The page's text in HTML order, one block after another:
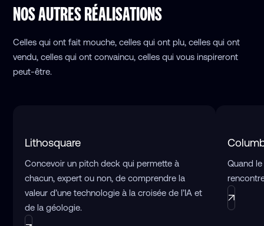
NOS AUTRES RÉALISATIONS
Celles qui ont fait mouche, celles qui ont plu, celles qui ont
vendu, celles qui ont convaincu, celles qui vous inspireront
peut-être.
Lithosquare
Concevoir un pitch deck qui permette à
chacun, expert ou non, de comprendre la
valeur d’une technologie à la croisée de l’IA et
de la géologie.
Quand